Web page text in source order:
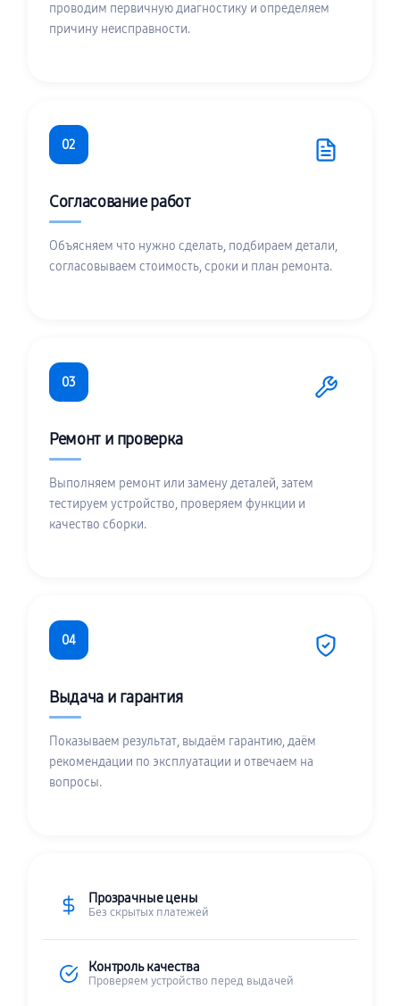
проводим первичную диагностику и определяем
причину неисправности.
02
Согласование работ
Объясняем что нужно сделать, подбираем детали,
согласовываем стоимость, сроки и план ремонта.
03
Ремонт и проверка
Выполняем ремонт или замену деталей, затем
тестируем устройство, проверяем функции и
качество сборки.
04
Выдача и гарантия
Показываем результат, выдаём гарантию, даём
рекомендации по эксплуатации и отвечаем на
вопросы.
Прозрачные цены
Без скрытых платежей
Контроль качества
Проверяем устройство перед выдачей